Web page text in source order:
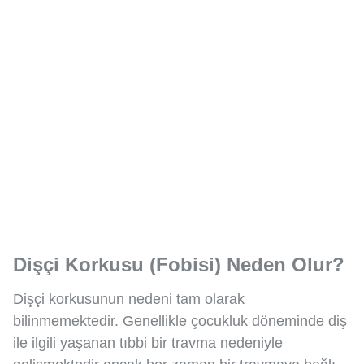
Dişçi Korkusu (Fobisi) Neden Olur?
Dişçi korkusunun nedeni tam olarak
bilinmemektedir. Genellikle çocukluk döneminde diş
ile ilgili yaşanan tıbbi bir travma nedeniyle